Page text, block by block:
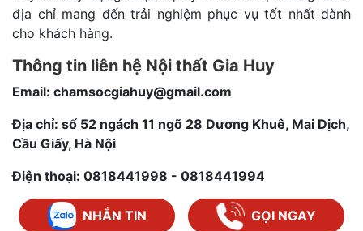
địa chỉ mang đến trải nghiệm phục vụ tốt nhất dành
cho khách hàng.
Thông tin liên hệ Nội thất Gia Huy
Email: chamsocgiahuy@gmail.com
Địa chỉ: số 52 ngách 11 ngõ 28 Dương Khuê, Mai Dịch,
Cầu Giấy, Hà Nội
Điện thoại: 0818441998 - 0818441994
NHẮN TIN GỌI NGAY